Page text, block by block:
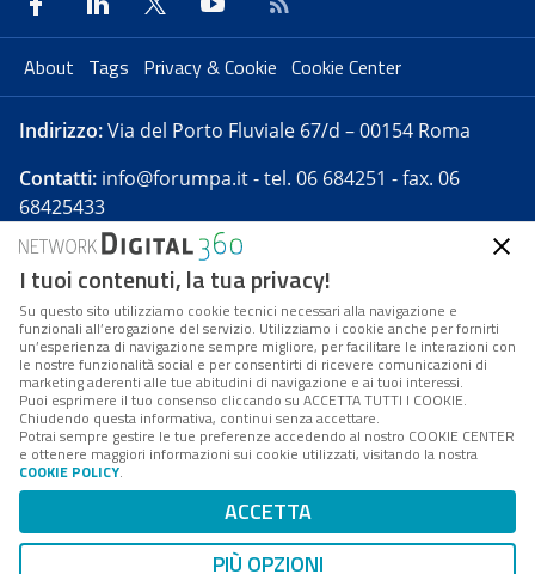
About Tags Privacy & Cookie Cookie Center
Indirizzo:Via del Porto Fluviale 67/d – 00154 Roma
Contatti: info@forumpa.it- tel. 06 684251 - fax. 06
68425433
Forumpa.itè una pubblicazione telematica iscritta
presso Registro della stampa del Tribunale di Roma -
Reg. n. 182 del 2 maggio 2008 - Direttore resp. Michela
Stentella
FPA s.r.l. è società soggetta a Direzione e
Coordinamento da parte di Digital360 S.p.A. - FPA s.r.l.
è un'azienda certificata per il sistema di management
Codice Fiscale/Partita IVA n. 10693191008 - R.E.A. Roma
n. 1249791. ISP AWS
Mappa del sito
I tuoi contenuti, la tua privacy!
Su questo sito utilizziamo cookie tecnici necessari alla navigazione e
funzionali all’erogazione del servizio. Utilizziamo i cookie anche per fornirti
un’esperienza di navigazione sempre migliore, per facilitare le interazioni con
le nostre funzionalità social e per consentirti di ricevere comunicazioni di
marketing aderenti alle tue abitudini di navigazione e ai tuoi interessi.
Puoi esprimere il tuo consenso cliccando su ACCETTA TUTTI I COOKIE.
Chiudendo questa informativa, continui senza accettare.
Potrai sempre gestire le tue preferenze accedendo al nostro COOKIE CENTER
e ottenere maggiori informazioni sui cookie utilizzati, visitando la nostra
COOKIE POLICY.
ACCETTA
PIÙ OPZIONI